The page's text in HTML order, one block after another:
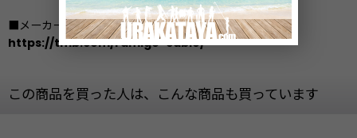
■メーカーサイト
https://tmb.com/rdmigo-cable/
この商品を買った人は、こんな商品も買っています